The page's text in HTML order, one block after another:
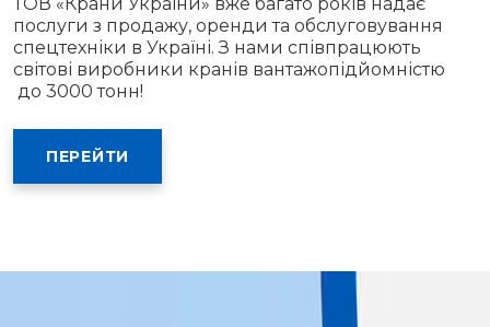
ТОВ «Крани України» вже багато років надає
послуги з продажу, оренди та обслуговування
спецтехніки в Україні. З нами співпрацюють
світові виробники кранів вантажопідйомністю
до 3000 тонн!
ПЕРЕЙТИ